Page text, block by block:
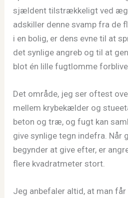
sjældent tilstrækkeligt ved
adskiller denne svamp fra de
i en bolig, er dens evne til at
det synlige angreb og til at
blot én lille fugtlomme
Det område, jeg ser oftest
mellem krybekælder og
beton og træ, og fugt kan
give synlige tegn indefra. Når
begynder at give efter, er
flere kvadratmeter stort.
Jeg anbefaler altid, at man